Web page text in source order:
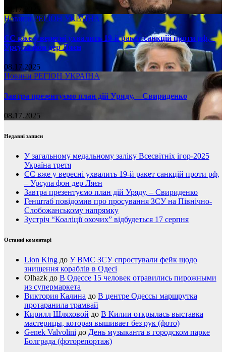
08.17.2025
НовиниРЕГІОН УКРАЇНА
ЄС вже у вересні ухвалить 19-й ракет санкцій проти рф, –
Урсула фон дер Ляєн
08.17.2025
Новини РЕГІОН УКРАЇНА
Завтра презентуємо план дій Уряду, – Свириденко
08.17.2025
Недавні записи
У загальному медальному заліку Всесвітніх ігор-2025
Україна третя
ЄС вже у вересні ухвалить 19-й ракет санкцій проти рф,
– Урсула фон дер Ляєн
Завтра презентуємо план дій Уряду, – Свириденко
Генштаб повідомив про просування ЗСУ на Північно-
Слобожанському напрямку
Зустріч “Коаліції охочих” відбудеться 17 серпня
Останні коментарі
Lion King до У ВМС ЗСУ спростували фейк щодо
знищення кораблів в Одесі
Olhazk до В Одессе 15 человек отравились пирожными
из супермаркета
Виктория Калина до В центре Одессы маршрутка
протаранила трамвай
Кирилл Шляховой до В Килии открылась выставка
мастерицы, которая вышивает без рук (фото)
Genek Valvolini до День музыканта в городском парке
Болграда (фоторепортаж)